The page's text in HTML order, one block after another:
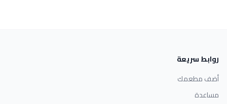
روابط سريعة
أضف مطعمك
مساعدة